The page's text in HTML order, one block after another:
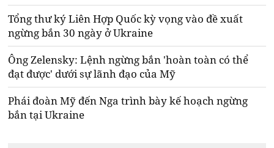
Tổng thư k‎ý Liên Hợp Quốc kỳ vọng vào đề xuất
ngừng bắn 30 ngày ở Ukraine
Ông Zelensky: Lệnh ngừng bắn 'hoàn toàn có thể
đạt được' dưới sự lãnh đạo của Mỹ
Phái đoàn Mỹ đến Nga trình bày kế hoạch ngừng
bắn tại Ukraine